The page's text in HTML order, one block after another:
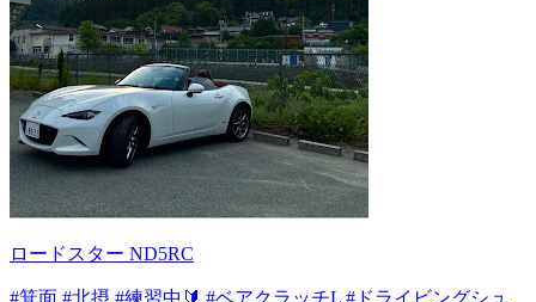
ロードスター ND5RC
#箕面 #北摂 #練習中🔰 #ベアクラッチL #ドライビングシュ